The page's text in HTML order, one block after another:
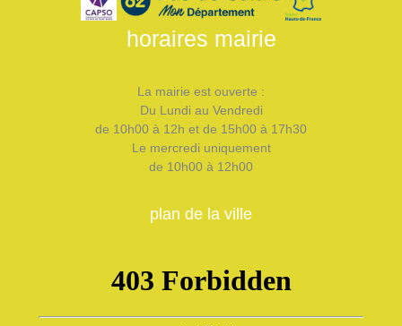
horaires mairie
La mairie est ouverte :
Du Lundi au Vendredi
de 10h00 à 12h et de 15h00 à 17h30
Le mercredi uniquement
de 10h00 à 12h00
plan de la ville